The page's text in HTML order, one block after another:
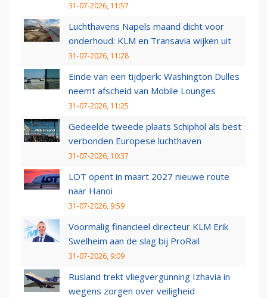
31-07-2026, 11:57
Luchthavens Napels maand dicht voor
onderhoud: KLM en Transavia wijken uit
31-07-2026, 11:28
Einde van een tijdperk: Washington Dulles
neemt afscheid van Mobile Lounges
31-07-2026, 11:25
Gedeelde tweede plaats Schiphol als best
verbonden Europese luchthaven
31-07-2026, 10:37
LOT opent in maart 2027 nieuwe route
naar Hanoi
31-07-2026, 9:59
Voormalig financieel directeur KLM Erik
Swelheim aan de slag bij ProRail
31-07-2026, 9:09
Rusland trekt vliegvergunning Izhavia in
wegens zorgen over veiligheid